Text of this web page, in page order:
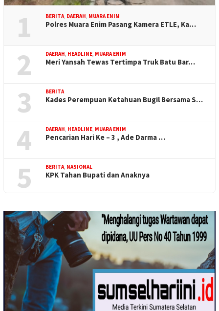
1 BERITA, DAERAH, MUARA ENIM
Polres Muara Enim Pasang Kamera ETLE, Ka…
2 DAERAH, HEADLINE, MUARA ENIM
Meri Yansah Tewas Tertimpa Truk Batu Bar…
3 BERITA
Kades Perempuan Ketahuan Bugil Bersama S…
4 DAERAH, HEADLINE, MUARA ENIM
Pencarian Hari Ke – 3 , Ade Darma …
5 BERITA, NASIONAL
KPK Tahan Bupati dan Anaknya